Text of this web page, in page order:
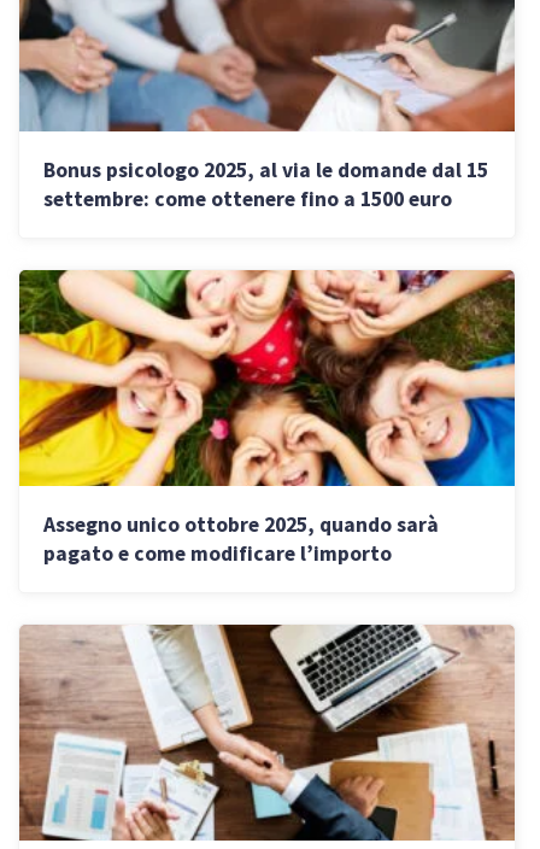
Bonus psicologo 2025, al via le domande dal 15
settembre: come ottenere fino a 1500 euro
Assegno unico ottobre 2025, quando sarà
pagato e come modificare l’importo